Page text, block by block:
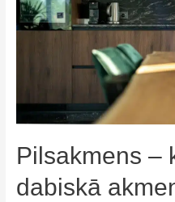
Pilsakmens –
dabiskā